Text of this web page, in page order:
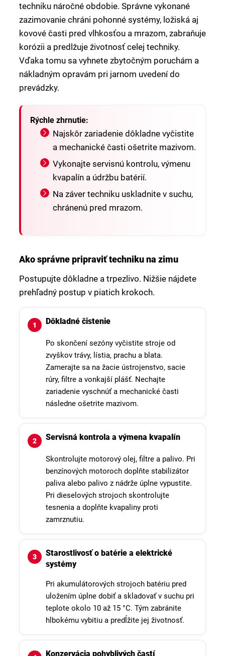
techniku náročné obdobie. Správne vykonané
zazimovanie chráni pohonné systémy, ložiská aj
kovové časti pred vlhkosťou a mrazom, zabraňuje
korózii a predlžuje životnosť celej techniky.
Vďaka tomu sa vyhnete zbytočným poruchám a
nákladným opravám pri jarnom uvedení do
prevádzky.
Rýchle zhrnutie:
Najskôr zariadenie dôkladne vyčistite
a mechanické časti ošetrite mazivom.
Vykonajte servisnú kontrolu, výmenu
kvapalín a údržbu batérií.
Na záver techniku uskladnite v suchu,
chránenú pred mrazom.
Ako správne pripraviť techniku na zimu
Postupujte dôkladne a trpezlivo. Nižšie nájdete
prehľadný postup v piatich krokoch.
Dôkladné čistenie
Po skončení sezóny vyčistite stroje od
zvyškov trávy, lístia, prachu a blata.
Zamerajte sa na žacie ústrojenstvo, sacie
rúry, filtre a vonkajší plášť. Nechajte
zariadenie vyschnúť a mechanické časti
následne ošetrite mazivom.
Servisná kontrola a výmena kvapalín
Skontrolujte motorový olej, filtre a palivo. Pri
benzínových motoroch doplňte stabilizátor
paliva alebo palivo z nádrže úplne vypustite.
Pri dieselových strojoch skontrolujte
tesnenia a doplňte kvapaliny proti
zamrznutiu.
Starostlivosť o batérie a elektrické
systémy
Pri akumulátorových strojoch batériu pred
uložením úplne dobiť a skladovať v suchu pri
teplote okolo 10 až 15 °C. Tým zabránite
hlbokému vybitiu a predĺžite jej životnosť.
Konzervácia pohyblivých častí